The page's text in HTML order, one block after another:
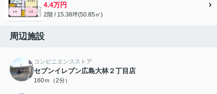
4.4万円
2階 / 15.38坪(50.85㎡)
周辺施設
コンビニエンスストア
セブンイレブン広島大林２丁目店
160ｍ（2分）